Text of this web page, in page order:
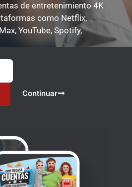
de entretenimiento 4K
como Netflix,
YouTube, Spotify,
Continuar